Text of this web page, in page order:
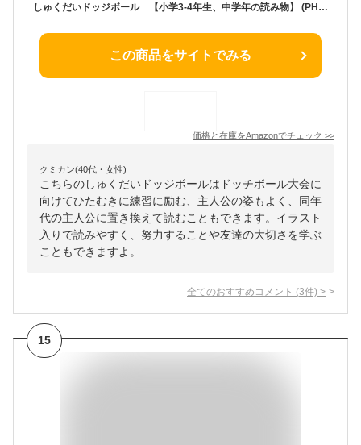
しゅくだいドッジボール 【小学3-4年生、中学年の読み物】 (PHPとっておきのどうわ)
この商品をサイトでみる
価格と在庫をAmazonでチェック >>
クミカン(40代・女性)
こちらのしゅくだいドッジボールはドッチボール大会に
向けてひたむきに練習に励む、主人公の姿もよく、同年
代の主人公に置き換えて読むこともできます。イラスト
入りで読みやすく、努力することや友達の大切さを学ぶ
こともできますよ。
全てのおすすめコメント (3件) >
15